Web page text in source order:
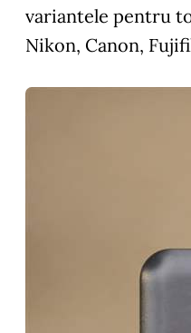
variantele pentru
Nikon, Canon,